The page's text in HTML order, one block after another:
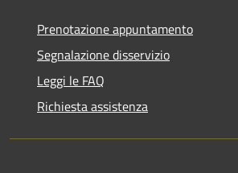
Prenotazione appuntamento
Segnalazione disservizio
Leggi le FAQ
Richiesta assistenza